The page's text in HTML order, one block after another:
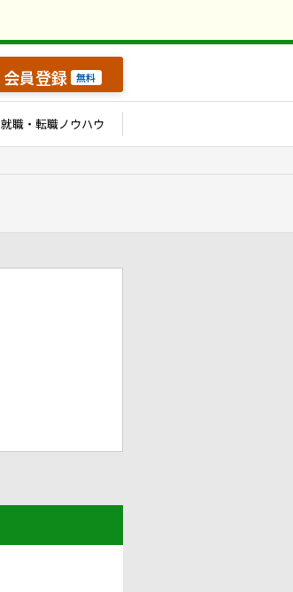
会員登録 無料
就職・転職ノウハウ